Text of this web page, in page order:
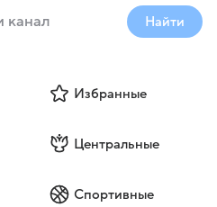
Найти
Избранные
Центральные
Спортивные